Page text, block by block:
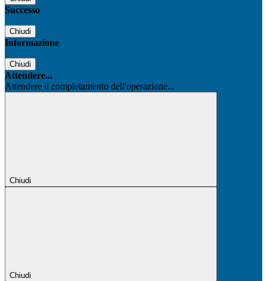
Successo
Chiudi
Informazione
Chiudi
Attendere...
Attendere il completamento dell'operazione...
Chiudi
Chiudi